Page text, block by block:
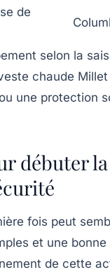
de
selon la
chaude
une protection
débuter la
fois peut
et une
de cette